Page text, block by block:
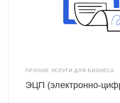
ПРОЧИЕ УСЛУГИ ДЛЯ БИЗНЕСА
ЭЦП (электронно-